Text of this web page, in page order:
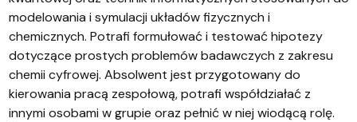
modelowania i symulacji układów fizycznych i
chemicznych. Potrafi formułować i testować hipotezy
dotyczące prostych problemów badawczych z zakresu
chemii cyfrowej. Absolwent jest przygotowany do
kierowania pracą zespołową, potrafi współdziałać z
innymi osobami w grupie oraz pełnić w niej wiodącą rolę.